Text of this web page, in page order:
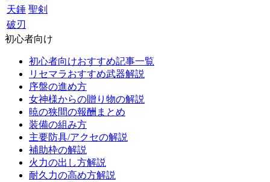
天錘 聖剣
破刃
初心者向け
初心者向けおすすめ記事一覧
リセマラおすすめ武器解説
序盤の進め方
女神様からの贈り物の解説
暁の狭間の報酬まとめ
装備の組み方
主要防具/アクセの解説
補助枠の解説
火力の出し方解説
耐久力の高め方解説